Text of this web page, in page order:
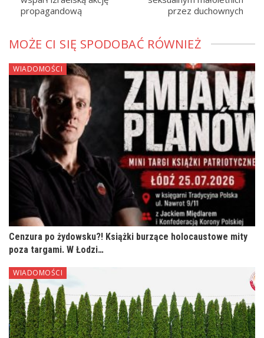
propagandową
przez duchownych
MOŻE CI SIĘ SPODOBAĆ RÓWNIEŻ
WIADOMOŚCI
Cenzura po żydowsku?! Książki burzące holocaustowe mity
poza targami. W Łodzi…
WIADOMOŚCI